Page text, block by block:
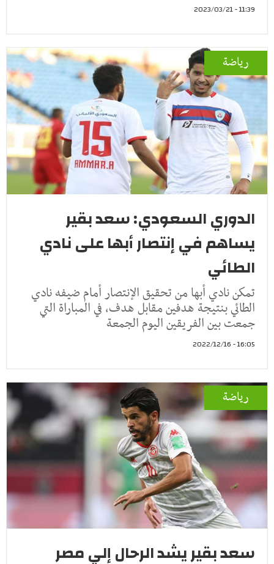
11:39 - 2023/03/21
رياضة
الدوري السعودي: سعد بقير
يساهم في إنتصار أبها على نادي
الطائي
تمكن نادي أبها من تحقيق الإنتصار أمام ضيفه نادي
الطائي بنتيجة هدفين مقابل هدف، في المباراة التي
جمعت بين الفريقين اليوم الجمعة
16:05 - 2022/12/16
رياضة
سعد بقير يشد الرحال إلي مصر